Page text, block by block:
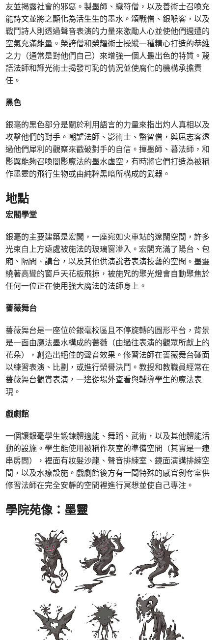
友並揭露社會的邪惡。製墨師、織符僧，以及善術士召喚充
能詩文並將之顯化為活生生的墨水。頌戰僧、銀喉客，以及
戰鬥詩人則透過聲音表演的力量來激勵人心並使他們週遭的
空氣充滿能量。榮誇僧和榮耀術士操縱一種精心打造的恭維
之力（通常是對他們自己）來增強一個人最出色的特質。蔑
語法師和輝光術士揭發可恥的情況並使腐化的機構承擔責
任。
黑色
銀毫的黑色部分是關於利用語言的力量來指出灼人真相以及
攻擊他們的對手。嘲謔法師、影術士、螫智僧，與屈志客透
過他們犀利的觀察來戳破對手的自信。揮墨師、暮法師，和
影翼能夠召喚闇影魔法的墨水虛空，有時將它們打造為被稱
作墨靈的飛行生物或由純粹黑暗所構成的武器。
地點
宏閣學堂
銀毫的主要建築是宏閣，一座宛如火車站的遼闊空間，許多
光束自上方遠處被施法的玻璃窗滲入。宏閣充滿了陽台、包
廂、隔間、講台，以及其他供演說者表演技藝的空間。墨靈
繞著高聳的窗戶天花板飛掠，被施咒的聚光燈會自動聚焦於
任何一位正在使用強大魔法的法師身上。
薔薇舞台
薔薇舞台是一座位於銀毫校區且不停旋轉的圓形平台，背景
是一面由魔法墨水構成的薔薇（由過往表演的觀眾所獻上的
花朵），創造出絕佳的聲音效果。修習法師在薔薇舞台碰面
以練習表演、比劃，或進行榮譽決鬥。教授和教職員經常在
薔薇舞台觀賞表演，一邊從場外查看與輔導學生的魔法表
現。
戲劇館
一個讓銀毫學生鍛鍊體適能、舞蹈、武術，以及其他體能活
動的設施。學生能使用被稱作灰室的準備空間（其實是一連
串房間），裡面有妝髮沙龍、聲音排練室、鏡面演講排練空
間，以及水療設施。戲劇館後方有一間特殊的感官剝奪室供
修習法師在完全安靜的空間裡進行冥想並使自己專注。
學院苑像：墨靈